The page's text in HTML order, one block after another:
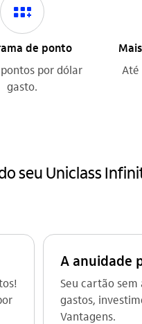
icon-itaufonts_programa_de_pontos icon
de ponto
por dólar
gasto.
Até
seu Uniclass
A anuidade
Seu cartão sem
gastos,
Vantagens.